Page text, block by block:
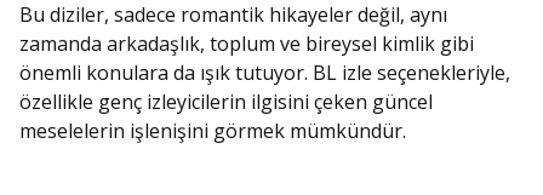
Bu diziler, sadece romantik hikayeler değil, aynı
zamanda arkadaşlık, toplum ve bireysel kimlik gibi
önemli konulara da ışık tutuyor. BL izle seçenekleriyle,
özellikle genç izleyicilerin ilgisini çeken güncel
meselelerin işlenişini görmek mümkündür.